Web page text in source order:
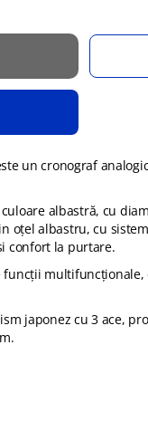
un cronograf
albastră, cu
oțel albastru, cu
confort la purtare.
japonez cu 3 ace,